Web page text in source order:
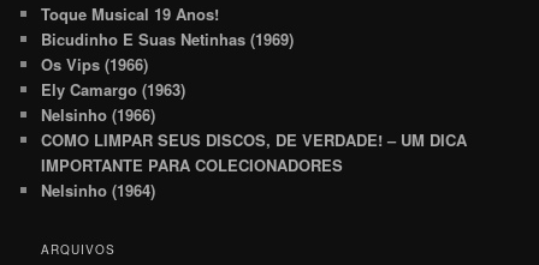
Toque Musical 19 Anos!
Bicudinho E Suas Netinhas (1969)
Os Vips (1966)
Ely Camargo (1963)
Nelsinho (1966)
COMO LIMPAR SEUS DISCOS, DE VERDADE! – UM DICA
IMPORTANTE PARA COLECIONADORES
Nelsinho (1964)
ARQUIVOS